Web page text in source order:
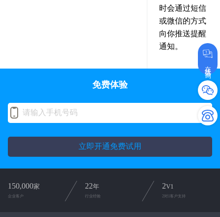
时会通过短信
或微信的方式
向你推送提醒
通知。
在线咨询
免费体验
立即开通免费试用
150,000家
企业客户
22年
行业经验
2V1
2对1客户支持